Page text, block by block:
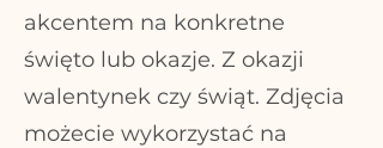
akcentem na konkretne
święto lub okazje. Z okazji
walentynek czy świąt. Zdjęcia
możecie wykorzystać na